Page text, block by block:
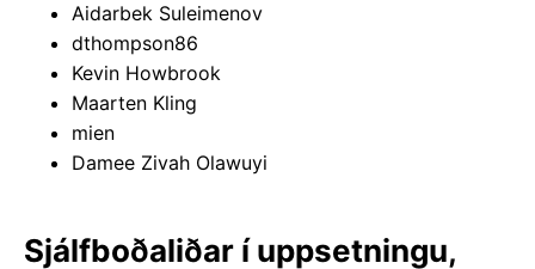
Aidarbek Suleimenov
dthompson86
Kevin Howbrook
Maarten Kling
mien
Damee Zivah Olawuyi
Sjálfboðaliðar í uppsetningu,